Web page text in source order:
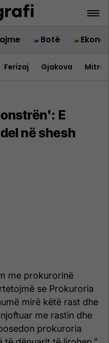
Botë
Ferizaj Gjakova
E
në shesh
me prokurorinë
se Prokuroria
mirë këtë rast dhe
me rastin dhe
prokuroria